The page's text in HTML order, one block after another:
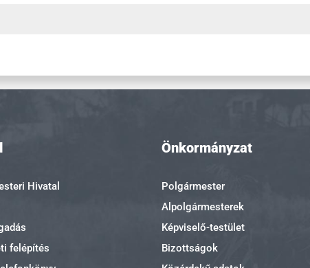
Hivatal
felépítés
Önkormányzat
Polgármester
Alpolgármesterek
Képviselő-testület
Bizottságok